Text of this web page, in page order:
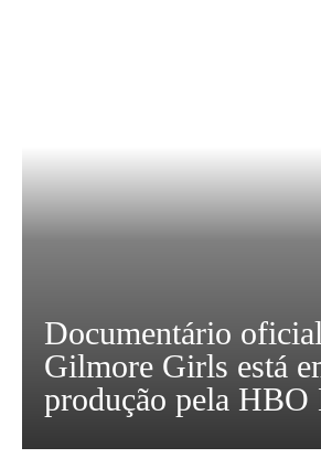
Documentário
Gilmore Girls está
produção pela HBO